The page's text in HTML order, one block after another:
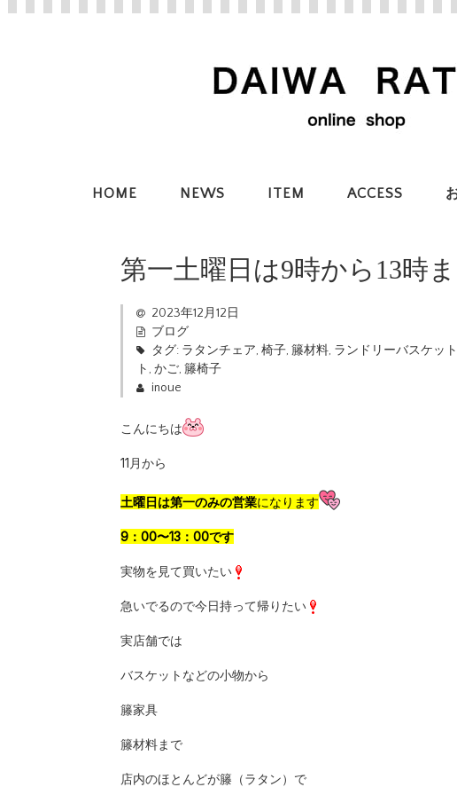
HOME NEWS ITEM ACCESS
第一土曜日は9時から13時ま
2023年12月12日
ブログ
タグ: ラタンチェア, 椅子, 籐材料, ランドリーバスケット
ト , かご, 籐椅子
inoue
こんにちは
11月から
土曜日は第一のみの営業になります
9：00〜13：00です
実物を見て買いたい
急いでるので今日持って帰りたい
実店舗では
バスケットなどの小物から
籐家具
籐材料まで
店内のほとんどが籐（ラタン）で